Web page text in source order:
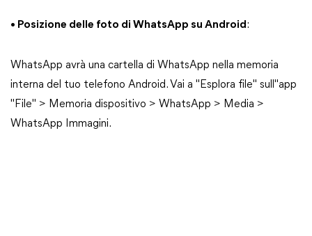
• Posizione delle foto di WhatsApp su Android:
WhatsApp avrà una cartella di WhatsApp nella memoria
interna del tuo telefono Android. Vai a "Esplora file" sull"app
"File" > Memoria dispositivo > WhatsApp > Media >
WhatsApp Immagini.